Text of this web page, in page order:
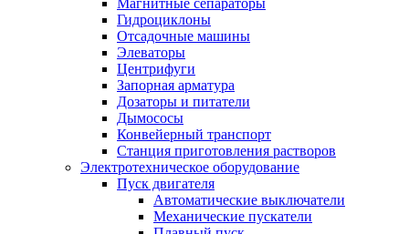
Гидроциклоны
Отсадочные машины
Элеваторы
Центрифуги
Запорная арматура
Дозаторы и питатели
Дымососы
Конвейерный транспорт
Станция приготовления растворов
Электротехническое оборудование
Пуск двигателя
Автоматические выключатели
Механические пускатели